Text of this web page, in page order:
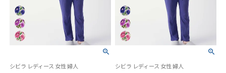
シビラ レディース 女性 婦人 シビラ レディース 女性 婦人